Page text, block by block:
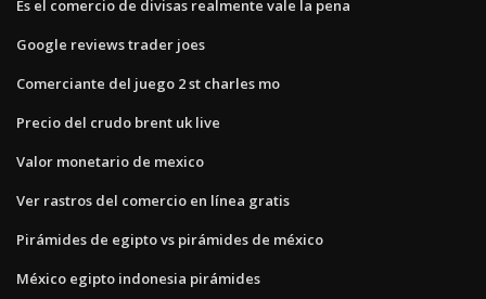
Es el comercio de divisas realmente vale la pena
Google reviews trader joes
Comerciante del juego 2 st charles mo
Precio del crudo brent uk live
Valor monetario de mexico
Ver rastros del comercio en línea gratis
Pirámides de egipto vs pirámides de méxico
México egipto indonesia pirámides